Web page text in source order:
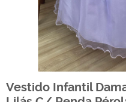
Vestido Infantil